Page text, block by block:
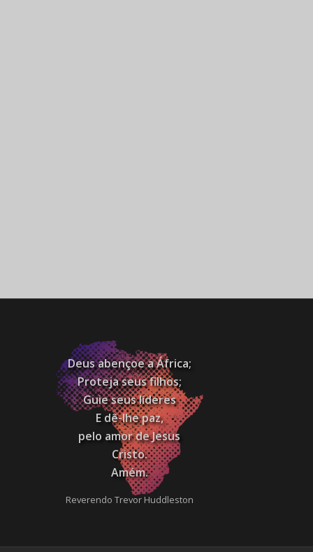
Deus abençoe a África;
Proteja seus filhos;
Guie seus líderes
E dê-lhe paz,
pelo amor de Jesus
Cristo.
Amém.
Reverendo Trevor Huddleston